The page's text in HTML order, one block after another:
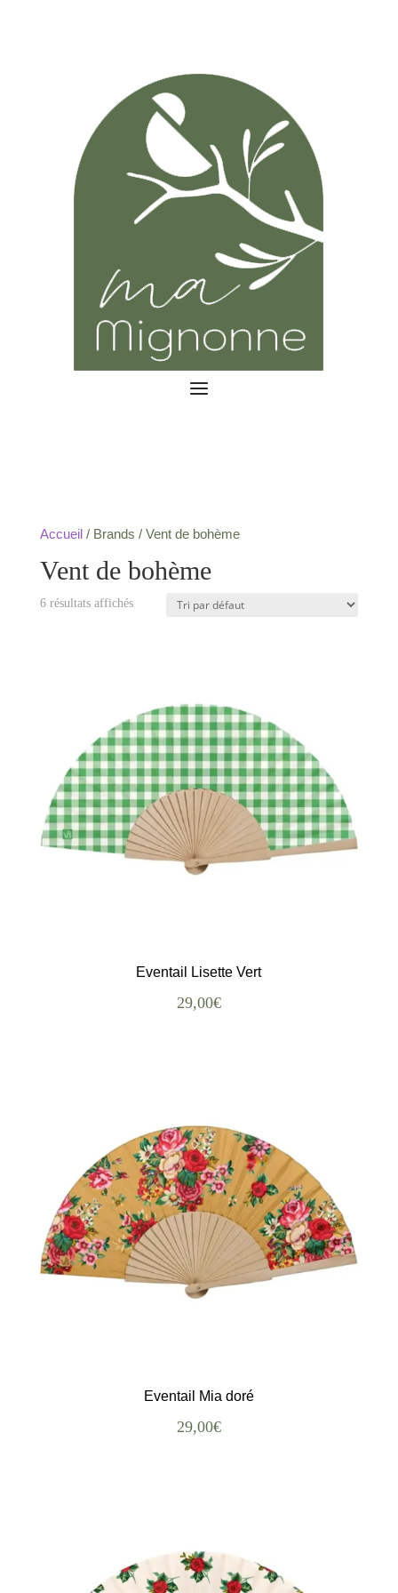
Accueil/ Brands / Vent de bohème
Vent de bohème
6 résultats affichés
Eventail Lisette Vert
29,00€
Eventail Mia doré
29,00€